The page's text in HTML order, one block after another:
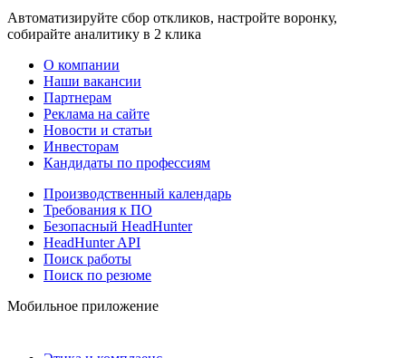
Автоматизируйте сбор откликов, настройте воронку,
собирайте аналитику в 2 клика
О компании
Наши вакансии
Партнерам
Реклама на сайте
Новости и статьи
Инвесторам
Кандидаты по профессиям
Производственный календарь
Требования к ПО
Безопасный HeadHunter
HeadHunter API
Поиск работы
Поиск по резюме
Мобильное приложение